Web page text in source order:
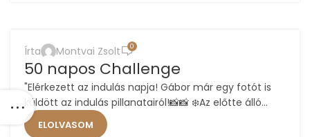
18
DEC
Írta Montvai Zsolt 0
50 napos Challenge
"Elérkezett az indulás napja! Gábor már egy fotót is
küldött az indulás pillanatairól!📸📸 ❄️Az előtte álló...
ELOLVASOM